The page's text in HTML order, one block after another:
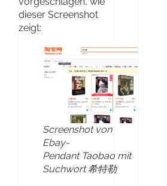
dieser Screenshot
zeigt:
Screenshot von
Ebay-
Pendant Taobao mit
Suchwort 希特勒